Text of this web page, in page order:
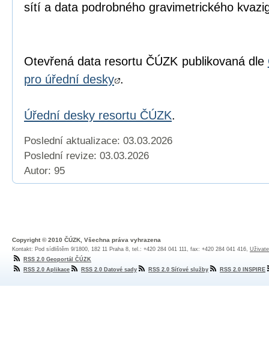
sítí a data podrobného gravimetrického
Otevřená data resortu ČÚZK publikovaná dle
pro úřední desky .
Úřední desky resortu ČÚZK.
Poslední aktualizace: 03.03.2026
Poslední revize: 03.03.2026
Autor: 95
Copyright © 2010 ČÚZK, Všechna práva vyhrazena
Kontakt: Pod sídlištěm 9/1800, 182 11 Praha 8, tel.: +420 284 041 111, fax: +420 284 041 416,
RSS 2.0 Geoportál ČÚZK
RSS 2.0 Aplikace
RSS 2.0 Datové sady RSS 2.0 Síťové služby RSS 2.0 INSPIRE